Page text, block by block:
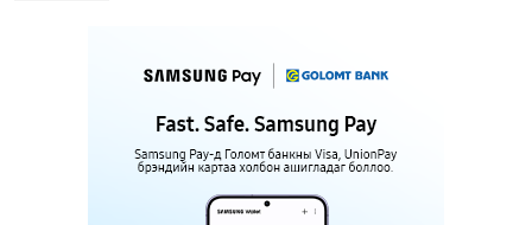
Улаанбаатарт 31 хэм дулаан байна
13 цагийн өмнө
МАРГААШ: Улаанбаатарт 31 хэм дулаан байна
1 өдрийн өмнө